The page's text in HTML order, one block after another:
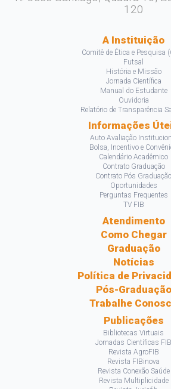
120
A Instituição
Comitê de Ética e Pesquisa
Futsal
História e Missão
Jornada Científica
Manual do Estudante
Ouvidoria
Relatório de Transparência
Informações
Auto Avaliação
Bolsa, Incentivo e
Calendário Acadêmico
Contrato Graduação
Contrato Pós Graduação
Oportunidades
Perguntas Frequentes
TV FIB
Atendimento
Como Chegar
Graduação
Notícias
Política de
Pós-Graduação
Trabalhe
Publicações
Bibliotecas Virtuais
Jornadas Científicas FIB
Revista AgroFIB
Revista FIBinova
Revista Conexão Saúde
Revista Multiplicidade